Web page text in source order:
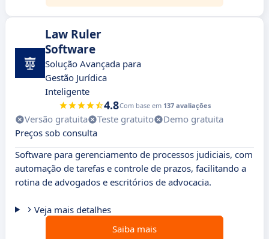
Law Ruler
Software
Solução Avançada para
Gestão Jurídica
Inteligente
4.8Com base em 137 avaliações
Versão gratuita Teste gratuito
Demo gratuita
Preços sob consulta
Software para gerenciamento de processos judiciais, com
automação de tarefas e controle de prazos, facilitando a
rotina de advogados e escritórios de advocacia.
Veja mais detalhes
Saiba mais